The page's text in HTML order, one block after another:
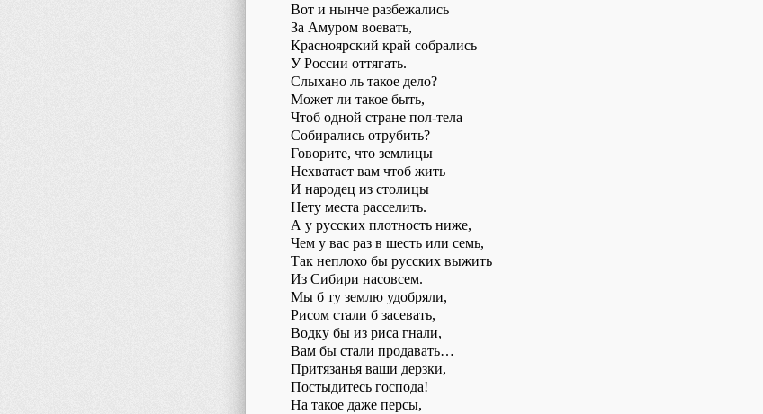
Вот и нынче разбежались
За Амуром воевать,
Красноярский край собрались
У России оттягать.
Слыхано ль такое дело?
Может ли такое быть,
Чтоб одной стране пол-тела
Собирались отрубить?
Говорите, что землицы
Нехватает вам чтоб жить
И народец из столицы
Нету места расселить.
А у русских плотность ниже,
Чем у вас раз в шесть или семь,
Так неплохо бы русских выжить
Из Сибири насовсем.
Мы б ту землю удобряли,
Рисом стали б засевать,
Водку бы из риса гнали,
Вам бы стали продавать…
Притязанья ваши дерзки,
Постыдитесь господа!
На такое даже персы,